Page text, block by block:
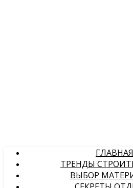
ГЛАВНАЯ
ТРЕНДЫ
ВЫБОР